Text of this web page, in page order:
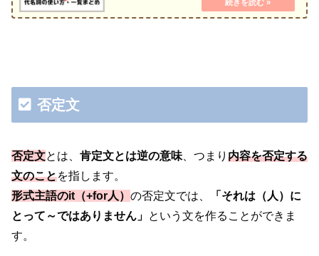
否定文
否定文とは、 肯定文とは逆の意味 、つまり 内容を否定する
文のことを指します。
形式主語のit（+for人） の否定文では、
「それは（人）に
とって～ではありません」 という文を作ることができま
す。